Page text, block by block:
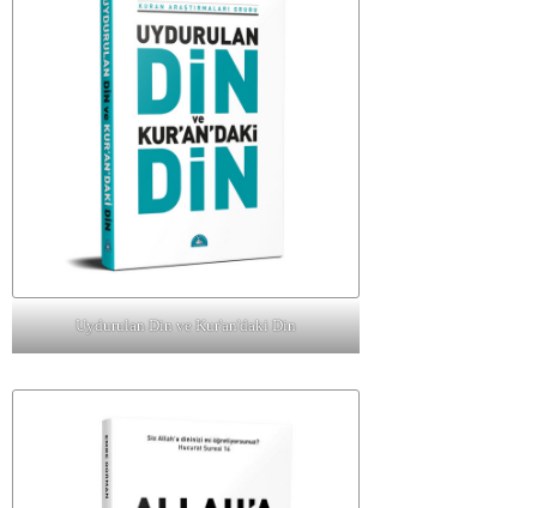
Uydurulan Din ve Kur'an'daki Din